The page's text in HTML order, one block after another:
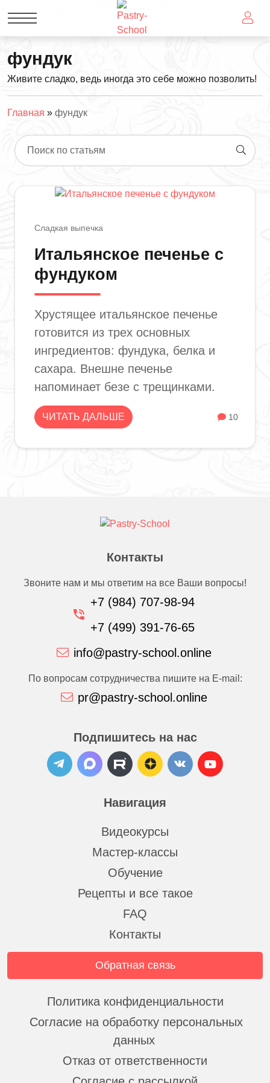
фундук
Живите сладко, ведь иногда это себе можно позволить!
Главная » фундук
Поиск по статьям
Сладкая выпечка
Итальянское печенье с
фундуком
Хрустящее итальянское печенье
готовится из трех основных
ингредиентов: фундука, белка и
сахара. Внешне печенье
напоминает безе с трещинками.
ЧИТАТЬ ДАЛЬШЕ 10
Навигация
Видеокурсы
Мастер-классы
Обучение
Рецепты и все такое
FAQ
Контакты
Контакты
Звоните нам и мы ответим на все Ваши вопросы!
+7 (984) 707-98-94
+7 (499) 391-76-65
info@pastry-school.online
По вопросам сотрудничества пишите на E-mail:
pr@pastry-school.online
Подпишитесь на нас
Обратная связь
Политика конфиденциальности
Согласие на обработку персональных
данных
Отказ от ответственности